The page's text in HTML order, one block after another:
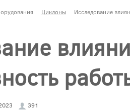
Циклоны Исследование
391